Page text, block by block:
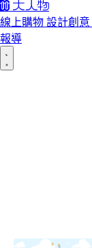
線上購物 設計創意
報導